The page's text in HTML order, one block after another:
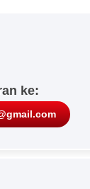
ke: